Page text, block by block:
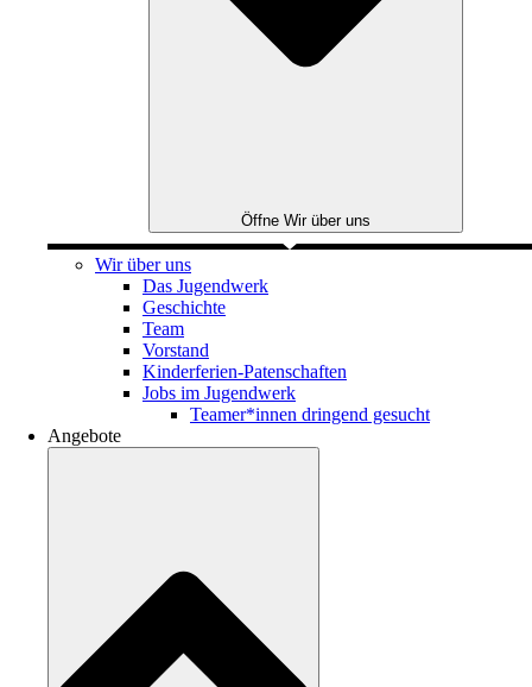
Öffne Wir über uns
Wir über uns
Das Jugendwerk
Geschichte
Team
Vorstand
Kinderferien-Patenschaften
Jobs im Jugendwerk
Teamer*innen dringend gesucht
Angebote